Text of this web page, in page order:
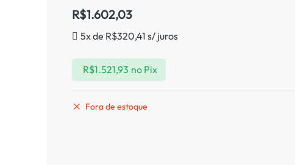
R$1.602,03
5x de R$320,41 s/ juros
R$1.521,93 no Pix
Fora de estoque